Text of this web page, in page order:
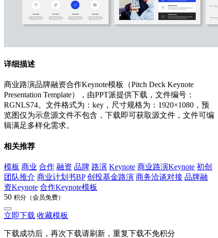
详细描述
商业路演品牌融资合作Keynote模板（Pitch Deck Keynote
Presentation Template），由PPT派提供下载，文件编号：
RGNLS74。文件格式为：key，尺寸规格为：1920×1080，预
览图仅为示意源文件不包含，下载即可获取源文件，文件可编
辑满足多样化需求。
相关推荐
模板 商业 合作 融资 品牌 路演 Keynote 商业路演Keynote 初创
团队推介 商业计划书BP 创投基金路演 商务洽谈对接 品牌融
资Keynote 合作Keynote模板
50 积分（会员免费）
立即下载 收藏模板
下载成功后，再次下载请刷新，重复下载不免积分